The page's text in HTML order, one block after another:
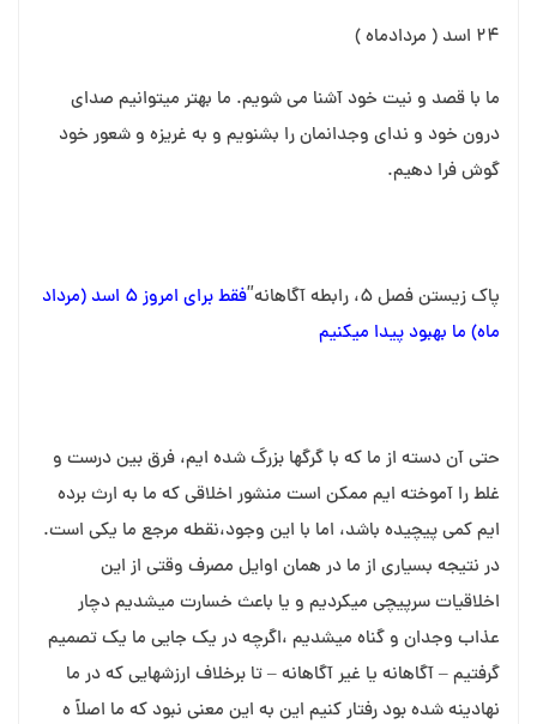
۲۴ اسد ( مردادماه )
ما با قصد و نیت خود آشنا می شویم. ما بهتر میتوانیم صدای
درون خود و ندای وجدانمان را بشنویم و به غریزه و شعور خود
گوش فرا دهیم.
پاک زیستن فصل ۵، رابطه آگاهانه”
فقط برای امروز ۵ اسد (مرداد
ماه) ما بهبود پیدا می⁯کنیم
حتی آن دسته از ما که با گرگها بزرگ شده ایم، فرق بین درست و
غلط را آموخته ایم ممکن است منشور اخلاقی که ما به ارث برده
ایم کمی پیچیده باشد، اما با این وجود،نقطه مرجع ما یکی است.
در نتیجه بسیاری از ما در همان اوایل مصرف وقتی از این
اخلاقیات سرپیچی میکردیم و یا باعث خسارت میشدیم دچار
عذاب وجدان و گناه میشدیم ،اگرچه در یک جایی ما یک تصمیم
گرفتیم – آگاهانه یا غیر آگاهانه – تا برخلاف ارزشهایی که در ما
نهادینه شده بود رفتار کنیم این به این معنی نبود که ما اصلاً ه